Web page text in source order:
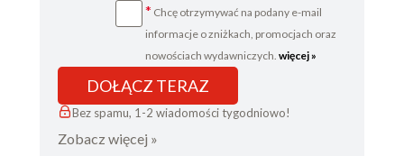
* Chcę otrzymywać na podany e-mail
informacje o zniżkach, promocjach oraz
nowościach wydawniczych. więcej »
DOŁĄCZ TERAZ
Bez spamu, 1-2 wiadomości tygodniowo!
Zobacz więcej »